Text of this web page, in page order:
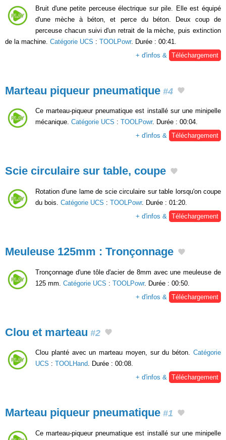
Bruit d'une petite perceuse électrique sur pile. Elle est équipé
d'une mèche à béton, et perce du béton. Deux coup de
perceuse chacun suivi d'un retrait de la mèche, puis extinction
de la machine. Catégorie UCS : TOOLPowr. Durée : 00:41.
+ d'infos &
Téléchargement
Marteau piqueur pneumatique #4
Ce marteau-piqueur pneumatique est installé sur une minipelle
mécanique. Catégorie UCS : TOOLPowr. Durée : 00:04.
+ d'infos & Téléchargement
Scie circulaire sur table, coupe
Rotation d'une lame de scie circulaire sur table lorsqu'on coupe
du bois. Catégorie UCS : TOOLPowr. Durée : 01:20.
+ d'infos &
Téléchargement
Meuleuse 125mm : Tronçonnage
Tronçonnage d'une tôle d'acier de 8mm avec une meuleuse de
125 mm. Catégorie UCS : TOOLPowr. Durée : 00:50.
+ d'infos &
Téléchargement
Clou et marteau #2
Clou planté avec un marteau moyen, sur du béton. Catégorie
UCS : TOOLHand. Durée : 00:08.
+ d'infos & Téléchargement
Marteau piqueur pneumatique #1
Ce marteau-piqueur pneumatique est installé sur une minipelle